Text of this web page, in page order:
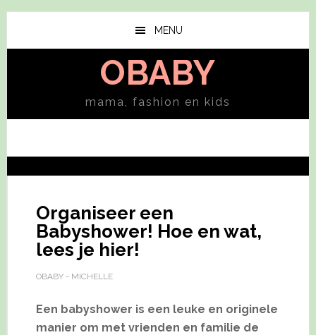
Skip
main
Skip
primary
MENU
OBABY
mama, fashion en kids
Organiseer een
Babyshower! Hoe en wat,
lees je hier!
OBABY - MICHELLE
Een babyshower is een leuke en originele
manier om met vrienden en familie de